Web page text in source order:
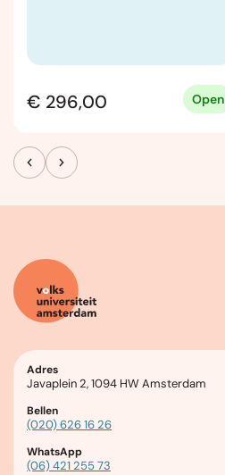
€ 296,00 Open
Adres
Javaplein 2, 1094 HW Amsterdam
Bellen
(020) 626 16 26
WhatsApp
(06) 421 255 73